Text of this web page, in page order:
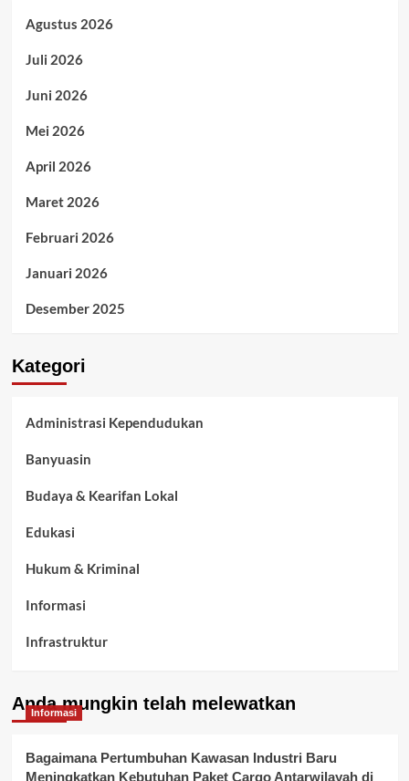
Agustus 2026
Juli 2026
Juni 2026
Mei 2026
April 2026
Maret 2026
Februari 2026
Januari 2026
Desember 2025
Kategori
Administrasi Kependudukan
Banyuasin
Budaya & Kearifan Lokal
Edukasi
Hukum & Kriminal
Informasi
Infrastruktur
Kepegawaian & ASN Banyuasin
Kesehatan
Anda mungkin telah melewatkan
Informasi
Bagaimana Pertumbuhan Kawasan Industri Baru
Meningkatkan Kebutuhan Paket Cargo Antarwilayah di